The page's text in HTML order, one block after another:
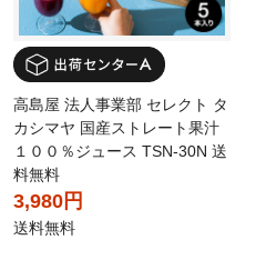
高島屋 法人事業部 セレクト タ
カシマヤ 国産ストレート果汁
１００％ジュース TSN-30N 送
料無料
3,980円
送料無料